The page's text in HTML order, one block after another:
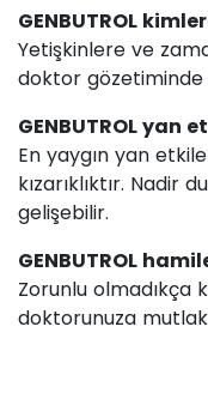
GENBUTROL
Yetişkinlere ve
doktor gözetiminde
GENBUTROL yan
En yaygın yan
kızarıklıktır. Nadir
gelişebilir.
GENBUTROL
Zorunlu olmadıkça
doktorunuza